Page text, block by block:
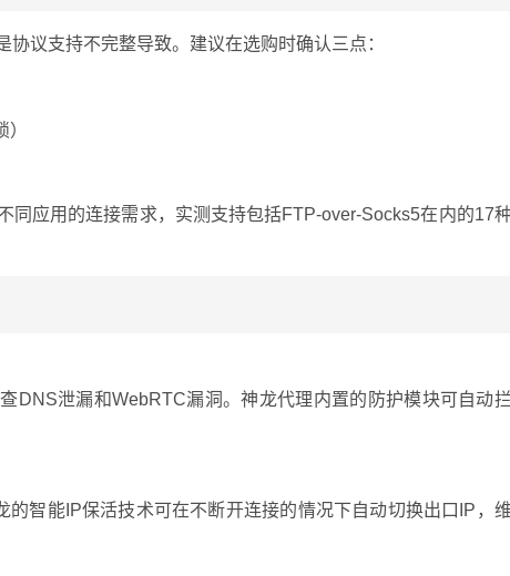
协议支持不完整导致。建议在选购时确认三点：
同应用的连接需求，实测支持包括FTP-over-Socks5在内的17种
DNS泄漏和WebRTC漏洞。神龙代理内置的防护模块可自动拦
智能IP保活技术可在不断开连接的情况下自动切换出口IP，维